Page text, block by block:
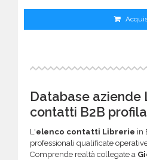
Database aziende
contatti B2B
L'elenco contatti Librerie in
professionali qualificate
Comprende realtà collegate a